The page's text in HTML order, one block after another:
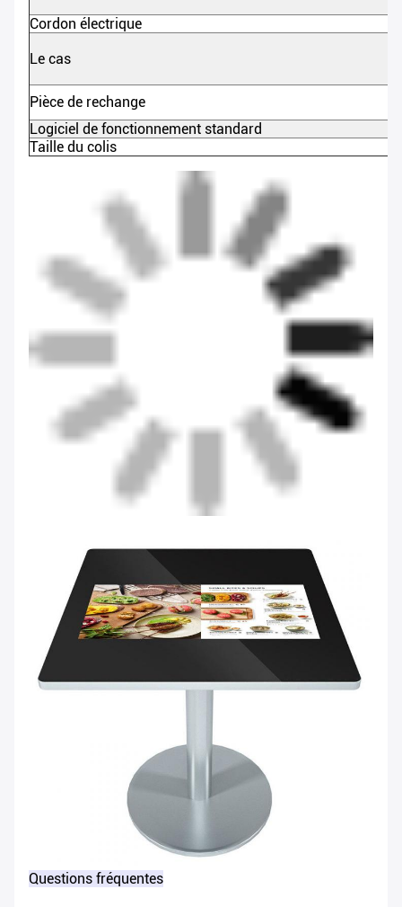
Cordon électrique
Le cas
Pièce de rechange
Logiciel de fonctionnement standard
Taille du colis
Questions fréquentes